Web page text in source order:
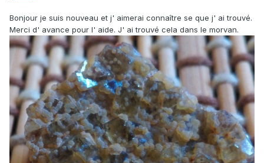
Bonjour je suis nouveau et j' aimerai connaître se que j' ai trouvé.
Merci d' avance pour l' aide. J' ai trouvé cela dans le morvan.